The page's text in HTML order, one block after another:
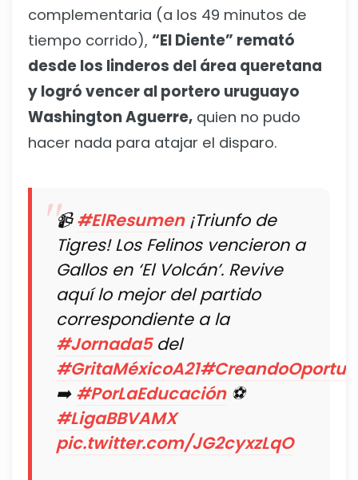
complementaria (a los 49 minutos de
tiempo corrido), “El Diente” remató
desde los linderos del área queretana
y logró vencer al portero uruguayo
Washington Aguerre, quien no pudo
hacer nada para atajar el disparo.
📹#ElResumen¡Triunfo de
Tigres! Los Felinos vencieron a
Gallos en ‘El Volcán’. Revive
aquí lo mejor del partido
correspondiente a la
#Jornada5del
#GritaMéxicoA21
➡️ #PorLaEducación⚽
#LigaBBVAMX
pic.twitter.com/JG2cyxzLqO